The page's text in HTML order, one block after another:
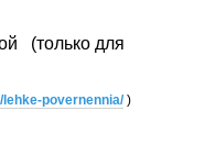
(только для
povernennia/)